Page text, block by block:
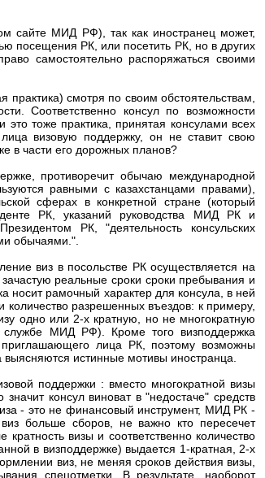
сайте МИД РФ), так как иностранец может,
посещения РК, или посетить РК, но в других
самостоятельно распоряжаться своими
смотря по своим обстоятельствам,
Соответственно консул по возможности
это тоже практика, принятая консулами всех
лица визовую поддержку, он не ставит свою
в части его дорожных планов?
противоречит обычаю международной
равными с казахстанцами правами),
сферах в конкретной стране (который
РК, указаний руководства МИД РК и
РК, "деятельность консульских
обычаями.".
виз в посольстве РК осуществляется на
реальные сроки сроки пребывания и
носит рамочный характер для консула, в ней
разрешенных въездов: к примеру,
одно или 2-х кратную, но не многократную
службе МИД РФ). Кроме того визподдержка
лица РК, поэтому возможны
выясняются истинные мотивы иностранца.
поддержки : вместо многократной визы
консул виноват в "недостаче" средств
- это не финансовый инструмент, МИД РК -
больше сборов, не важно кто пересечет
визы и соответственно количество
в визподдержке) выдается 1-кратная, 2-х
виз, не меняя сроков действия визы,
спецотметки. В результате, наоборот